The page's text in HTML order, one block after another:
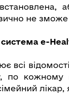
не зможе
система е-
всі
по